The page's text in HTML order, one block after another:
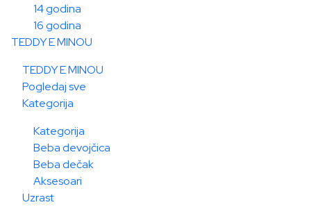
14 godina
16 godina
TEDDY E MINOU
TEDDY E MINOU
Pogledaj sve
Kategorija
Kategorija
Beba devojčica
Beba dečak
Aksesoari
Uzrast